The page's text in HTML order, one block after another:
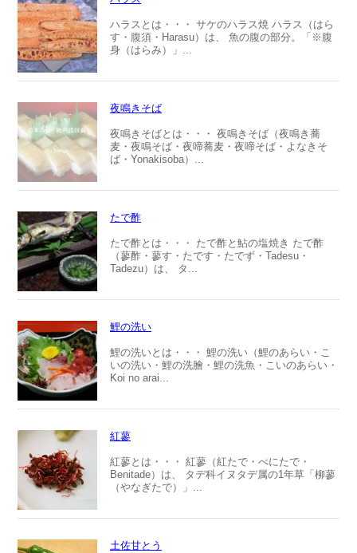
ハラスとは・・・ サケのハラス焼 ハラス（はら
す・腹須・Harasu）は、 魚の腹の部分。「※腹
身（はらみ）」...
夜鳴きそば
夜鳴きそばとは・・・ 夜鳴きそば（夜鳴き蕎
麦・夜鳴そば・夜啼蕎麦・夜啼そば・よなきそ
ば・Yonakisoba）...
たで酢
たで酢とは・・・ たで酢と鮎の塩焼き たで酢
（蓼酢・蓼す・たです・たでず・Tadesu・
Tadezu）は、 タ...
鯉の洗い
鯉の洗いとは・・・ 鯉の洗い（鯉のあらい・こ
いの洗い・鯉の洗膾・鯉の洗魚・こいのあらい・
Koi no arai...
紅蓼
紅蓼とは・・・ 紅蓼（紅たで・べにたで・
Benitade）は、 タデ科イヌタデ属の1年草「柳蓼
（やなぎたで）」...
土佐甘とう